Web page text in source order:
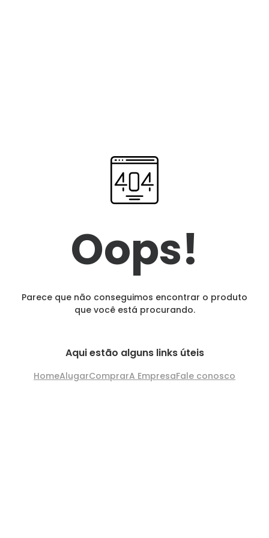
Oops!
Parece que não conseguimos encontrar o produto
que você está procurando.
Aqui estão alguns links úteis
HomeAlugarComprarA EmpresaFale conosco